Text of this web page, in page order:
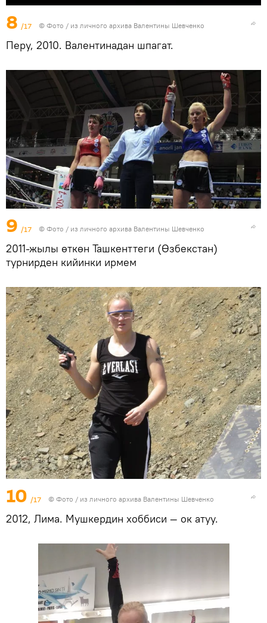
8 /17 © Фото / из личного архива Валентины Шевченко
Перу, 2010. Валентинадан шпагат.
9 /17 © Фото / из личного архива Валентины Шевченко
2011-жылы өткөн Ташкенттеги (Өзбекстан)
турнирден кийинки ирмем
10 /17 © Фото / из личного архива Валентины Шевченко
2012, Лима. Мушкердин хоббиси — ок атуу.